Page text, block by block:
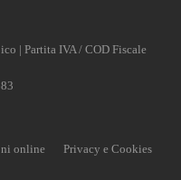
| Partita IVA / COD Fiscale
online Privacy e Cookies